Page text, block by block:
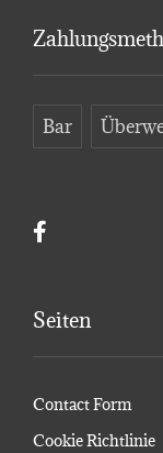
Bar
Seiten
Contact Form
Cookie Richtlinie